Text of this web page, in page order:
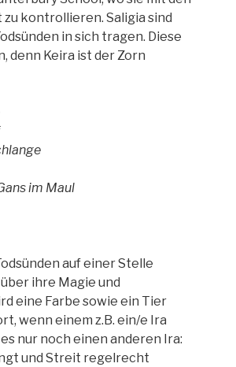
kontrollieren. Saligia sind
in sich tragen. Diese
denn Keira ist der Zorn
im Maul
auf einer Stelle
ihre Magie und
eine Farbe sowie ein Tier
wenn einem z.B. ein/e Ira
nur noch einen anderen Ira:
und Streit regelrecht